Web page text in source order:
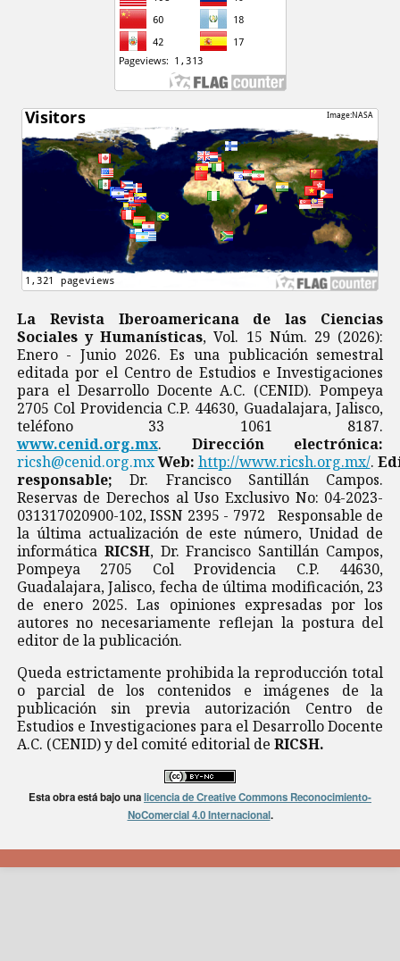
La Revista Iberoamericana de las Ciencias
Sociales y Humanísticas, Vol. 15 Núm. 29 (2026):
Enero - Junio 2026. Es una publicación semestral
editada por el Centro de Estudios e Investigaciones
para el Desarrollo Docente A.C. (CENID). Pompeya
2705 Col Providencia C.P. 44630, Guadalajara, Jalisco,
teléfono 33 1061 8187.
www.cenid.org.mx. Dirección electrónica:
ricsh@cenid.org.mxWeb: http://www.ricsh.org.mx/.
responsable; Dr. Francisco Santillán Campos.
Reservas de Derechos al Uso Exclusivo No: 04-2023-
031317020900-102, ISSN 2395 - 7972 Responsable de
la última actualización de este número, Unidad de
informática RICSH, Dr. Francisco Santillán Campos,
Pompeya 2705 Col Providencia C.P. 44630,
Guadalajara, Jalisco, fecha de última modificación, 23
de enero 2025. Las opiniones expresadas por los
autores no necesariamente reflejan la postura del
editor de la publicación.
Queda estrictamente prohibida la reproducción total
o parcial de los contenidos e imágenes de la
publicación sin previa autorización Centro de
Estudios e Investigaciones para el Desarrollo Docente
A.C. (CENID) y del comité editorial de RICSH.
Esta obra está bajo unalicencia de Creative Commons Reconocimiento-
NoComercial 4.0 Internacional.